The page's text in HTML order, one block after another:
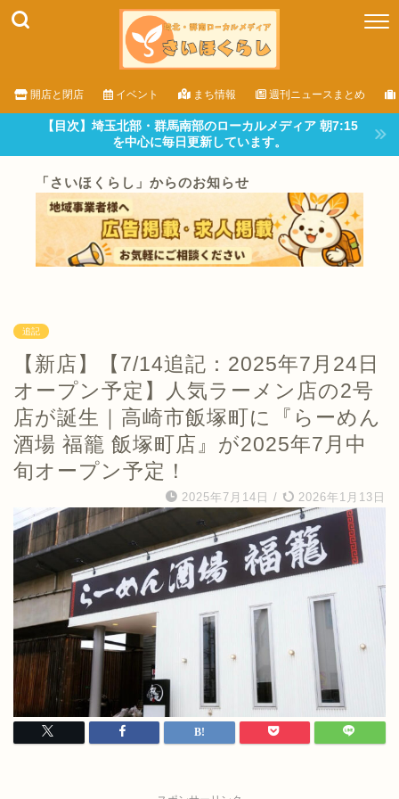
開店と閉店 イベント まち情報 週刊ニュースまとめ
【目次】埼玉北部・群馬南部のローカルメディア 朝7:15
を中心に毎日更新しています。
「さいほくらし」からのお知らせ
追記
【新店】【7/14追記：2025年7月24日
オープン予定】人気ラーメン店の2号
店が誕生｜高崎市飯塚町に『らーめん
酒場 福籠 飯塚町店』が2025年7月中
旬オープン予定！
2025年7月14日 / 2026年1月13日